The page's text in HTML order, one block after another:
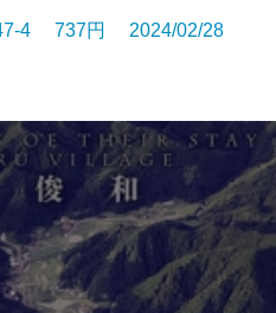
4 737円 2024/02/28